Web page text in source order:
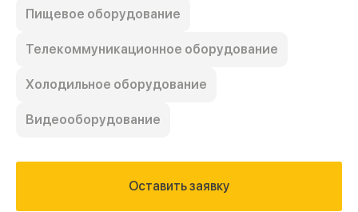
Пищевое оборудование
Телекоммуникационное оборудование
Холодильное оборудование
Видеооборудование
Оставить заявку